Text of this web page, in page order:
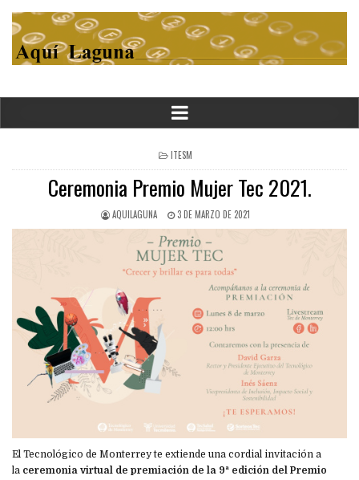
POSTED
IN
ITESM
Ceremonia Premio Mujer Tec 2021.
AQUILAGUNA 3 DE MARZO DE 2021
El Tecnológico de Monterrey te extiende una cordial invitación a
la ceremonia virtual de premiación de la 9ª edición del Premio